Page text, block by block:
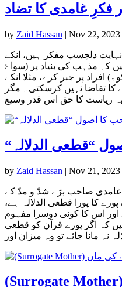
فکرِ غامدی کا تضاد
by Zaid Hassan | Nov 22, 2023
دلچسپ مفکر ہیں، انکے
کہ مذہب کی بنیاد پر (سواۓ
افراد پر جبر کرے، مثلا انکے
کا تقاضا نہیں کرسکتی۔ مگر
“قطعی الدلالہ
by Zaid Hassan | Nov 21, 2023
غامدی صاحب بڑے شدّ و مدّ کے
کا پورا قطعی الدلالہ ہے،
اس کا کوئی دوسرا مفہوم
کہ اگر پورے قرآن کو قطعی